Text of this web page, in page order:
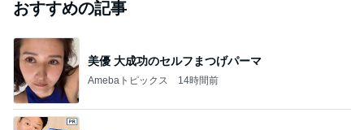
おすすめの記事
美優 大成功のセルフまつげパーマ
Amebaトピックス 14時間前